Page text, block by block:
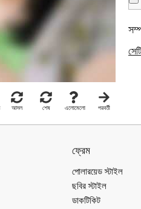
আসল শেষ এলোমেলো পরবর্তী
ফ্রেম
পোলারয়েড স্টাইল
ছবির স্টাইল
ডাকটিকিট